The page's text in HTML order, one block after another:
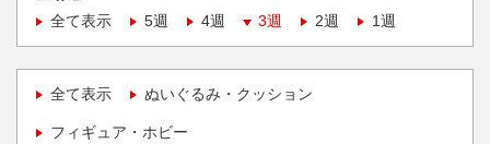
全て表示
5週 4週 3週 2週 1週
全て表示 ぬいぐるみ・クッション
フィギュア・ホビー